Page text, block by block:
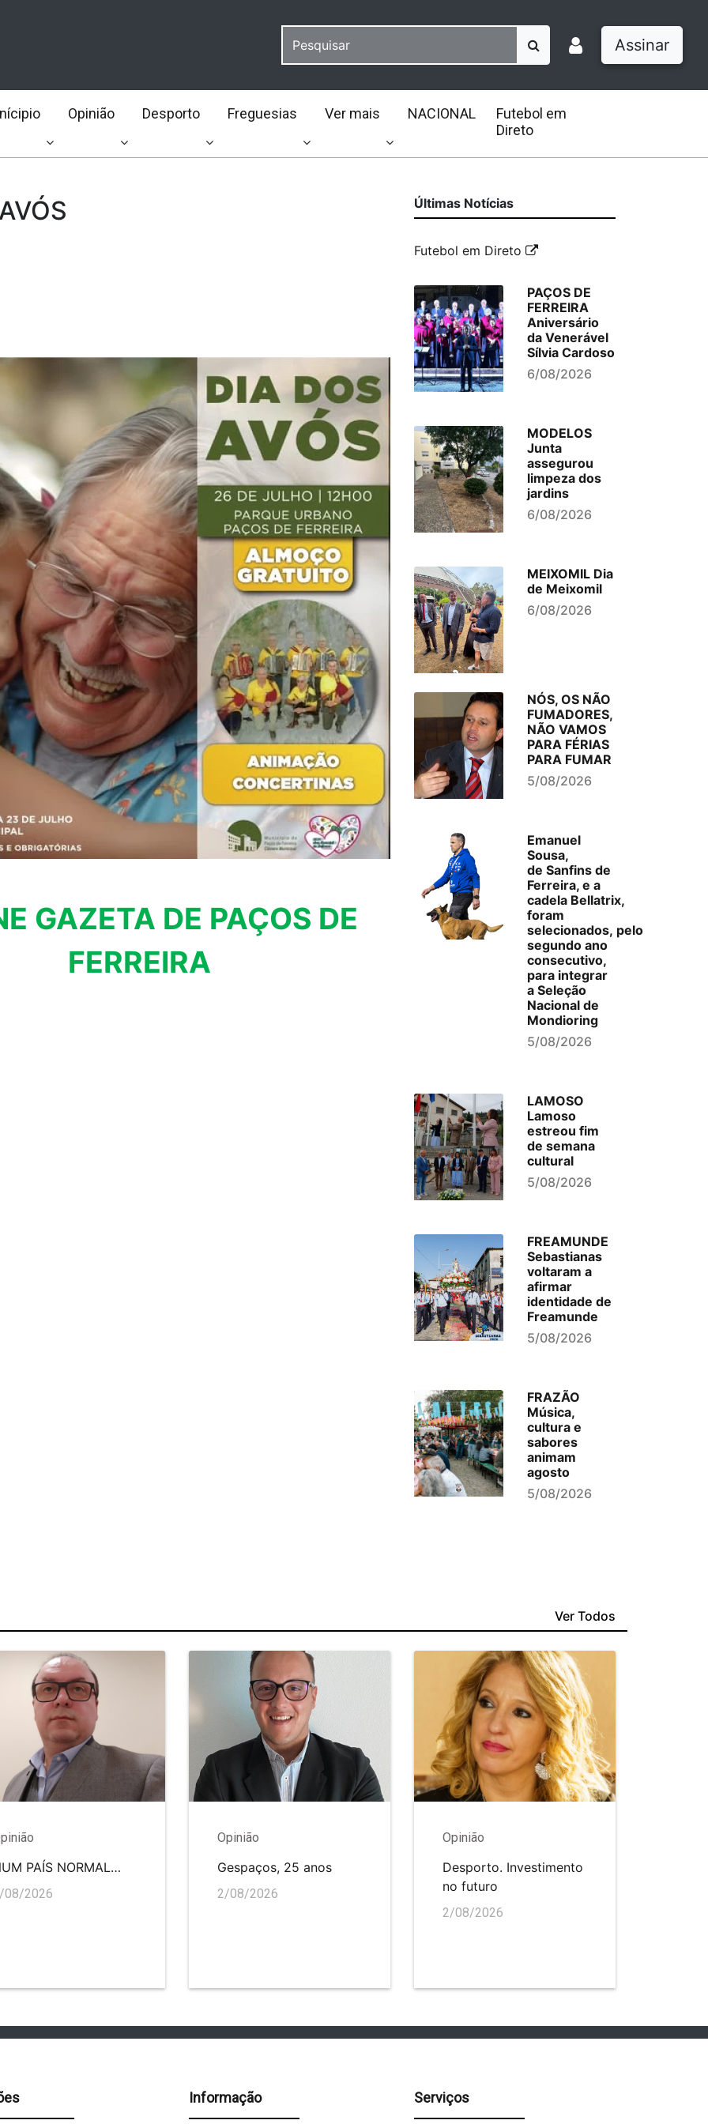
Assinar
Opinião Desporto Freguesias Ver mais NACIONAL
Futebol em
Direto
GAZETA DE PAÇOS DE
FERREIRA
Últimas Notícias
Futebol em Direto
PAÇOS DE
FERREIRA
Aniversário
da Venerável
Sílvia Cardoso
6/08/2026
MODELOS
Junta
assegurou
limpeza dos
jardins
6/08/2026
MEIXOMIL Dia
de Meixomil
6/08/2026
NÓS, OS NÃO
FUMADORES,
NÃO VAMOS
PARA FÉRIAS
PARA FUMAR
5/08/2026
Emanuel
Sousa,
de Sanfins de
Ferreira, e a
cadela Bellatrix,
foram
selecionados, pelo
segundo ano
consecutivo,
para integrar
a Seleção
Nacional de
Mondioring
5/08/2026
LAMOSO
Lamoso
estreou fim
de semana
cultural
5/08/2026
FREAMUNDE
Sebastianas
voltaram a
afirmar
identidade de
Freamunde
5/08/2026
FRAZÃO
Música,
cultura e
sabores
animam
agosto
5/08/2026
Ver Todos
PAÍS NORMAL…
08/2026
Opinião
Gespaços, 25 anos
2/08/2026
Opinião
Desporto. Investimento
no futuro
2/08/2026
Informação Serviços